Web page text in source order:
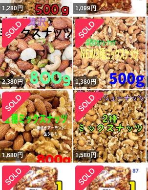
1,280円 1,099円
2,380円 1,380円
1,680円 1,580円